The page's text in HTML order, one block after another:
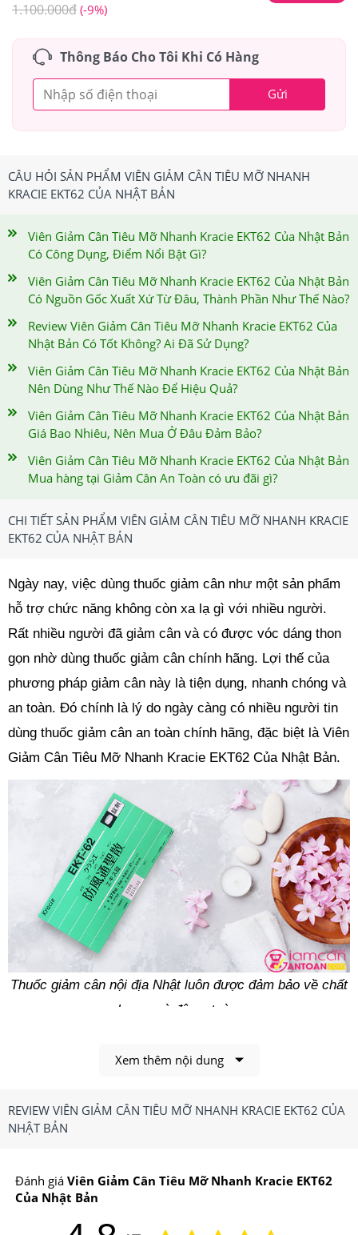
1.100.000đ (-9%)
Thông Báo Cho Tôi Khi Có Hàng
Gửi
CÂU HỎI SẢN PHẨM VIÊN GIẢM CÂN TIÊU MỠ NHANH
KRACIE EKT62 CỦA NHẬT BẢN
Viên Giảm Cân Tiêu Mỡ Nhanh Kracie EKT62 Của Nhật Bản
Có Công Dụng, Điểm Nổi Bật Gì?
Viên Giảm Cân Tiêu Mỡ Nhanh Kracie EKT62 Của Nhật Bản
Có Nguồn Gốc Xuất Xứ Từ Đâu, Thành Phần Như Thế Nào?
Review Viên Giảm Cân Tiêu Mỡ Nhanh Kracie EKT62 Của
Nhật Bản Có Tốt Không? Ai Đã Sử Dụng?
Viên Giảm Cân Tiêu Mỡ Nhanh Kracie EKT62 Của Nhật Bản
Nên Dùng Như Thế Nào Để Hiệu Quả?
Viên Giảm Cân Tiêu Mỡ Nhanh Kracie EKT62 Của Nhật Bản
Giá Bao Nhiêu, Nên Mua Ở Đâu Đảm Bảo?
Viên Giảm Cân Tiêu Mỡ Nhanh Kracie EKT62 Của Nhật Bản
Mua hàng tại Giảm Cân An Toàn có ưu đãi gì?
CHI TIẾT SẢN PHẨM VIÊN GIẢM CÂN TIÊU MỠ NHANH KRACIE
EKT62 CỦA NHẬT BẢN
Ngày nay, việc dùng thuốc giảm cân như một sản phẩm
hỗ trợ chức năng không còn xa lạ gì với nhiều người.
Rất nhiều người đã giảm cân và có được vóc dáng thon
gọn nhờ dùng thuốc giảm cân chính hãng. Lợi thế của
phương pháp giảm cân này là tiện dụng, nhanh chóng và
an toàn. Đó chính là lý do ngày càng có nhiều người tin
dùng thuốc giảm cân an toàn chính hãng, đặc biệt là Viên
Giảm Cân Tiêu Mỡ Nhanh Kracie EKT62 Của Nhật Bản.
Thuốc giảm cân nội địa Nhật luôn được đảm bảo về chất
lượng và độ an toàn.
Của Nhật Bản Có Công Dụng, Điểm Nổi Bật Gì?
Công dụng chính của Viên Giảm Cân Tiêu Mỡ Nhanh
Kracie EKT62 Của Nhật Bản
đẩy trao đổi chất, chuyển hóa năng lượng, giảm calo
Xem thêm nội dung
REVIEW VIÊN GIẢM CÂN TIÊU MỠ NHANH KRACIE EKT62 CỦA
NHẬT BẢN
Đánh giá Viên Giảm Cân Tiêu Mỡ Nhanh Kracie EKT62
Của Nhật Bản